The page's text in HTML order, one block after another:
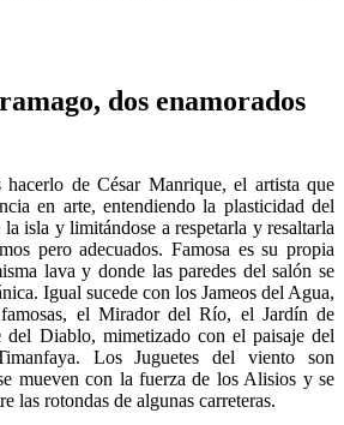
dos enamorados
de César Manrique, el artista que
en arte, entendiendo la plasticidad del
isla y limitándose a respetarla y resaltarla
pero adecuados. Famosa es su propia
lava y donde las paredes del salón se
Igual sucede con los Jameos del Agua,
el Mirador del Río, el Jardín de
del Diablo, mimetizado con el paisaje del
Los Juguetes del viento son
mueven con la fuerza de los Alisios y se
las rotondas de algunas carreteras.